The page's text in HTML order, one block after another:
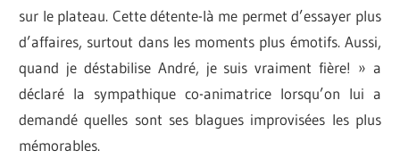
sur le plateau. Cette détente-là me permet d’essayer plus
d’affaires, surtout dans les moments plus émotifs. Aussi,
quand je déstabilise André, je suis vraiment fière! » a
déclaré la sympathique co-animatrice lorsqu’on lui a
demandé quelles sont ses blagues improvisées les plus
mémorables.